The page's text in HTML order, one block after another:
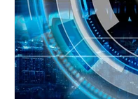
FUNDACJA
"Wspólna